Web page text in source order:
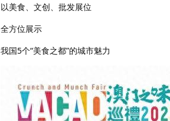
以美食、文创、批发展位
全方位展示
我国5个“美食之都”的城市魅力